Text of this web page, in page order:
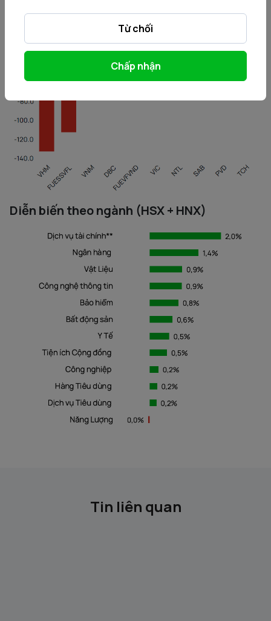
Diễn biến theo ngành (HSX + HNX)
Tin liên quan
Từ chối
Chấp nhận